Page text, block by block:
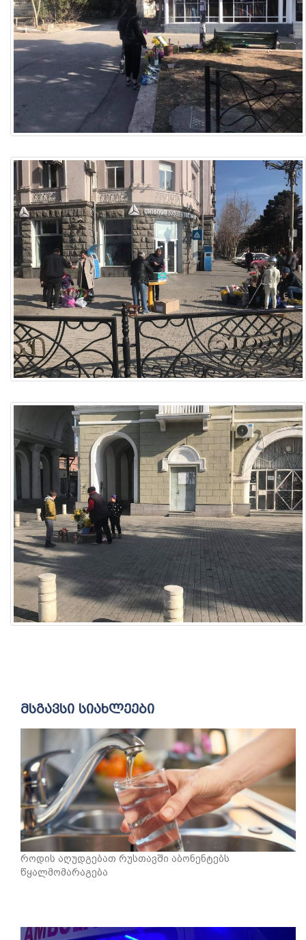
მსგავსი სიახლეები
როდის აღუდგებათ რუსთავში აბონენტებს
წყალმომარაგება